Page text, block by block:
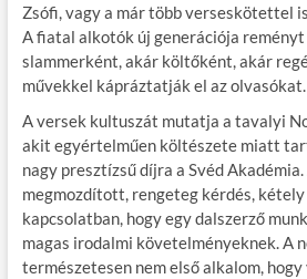
Zsófi, vagy a már több verseskötettel
A fiatal alkotók új generációja reményt
slammerként, akár költőként, akár
művekkel kápráztatják el az olvasókat.
A versek kultuszát mutatja a tavalyi
akit egyértelműen költészete miatt
nagy presztízsű díjra a Svéd
megmozdított, rengeteg kérdés,
kapcsolatban, hogy egy dalszerző
magas irodalmi követelményeknek. A
természetesen nem első alkalom,